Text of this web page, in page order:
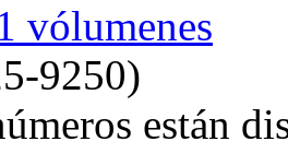
vólumenes
9250)
están